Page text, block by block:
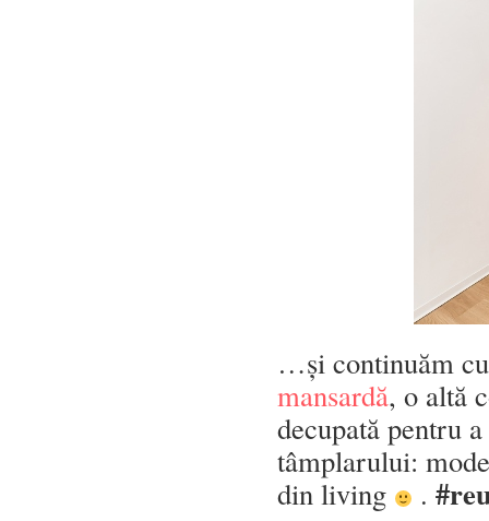
…și continuăm
mansardă, o altă
decupată pentru
tâmplarului:
din living
.